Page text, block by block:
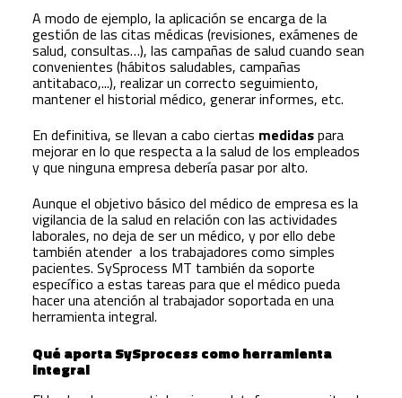
A modo de ejemplo, la aplicación se encarga de la
gestión de las citas médicas (revisiones, exámenes de
salud, consultas…), las campañas de salud cuando sean
convenientes (hábitos saludables, campañas
antitabaco,...), realizar un correcto seguimiento,
mantener el historial médico, generar informes, etc.
En definitiva, se llevan a cabo ciertas medidaspara
mejorar en lo que respecta a la salud de los empleados
y que ninguna empresa debería pasar por alto.
Aunque el objetivo básico del médico de empresa es la
vigilancia de la salud en relación con las actividades
laborales, no deja de ser un médico, y por ello debe
también atender a los trabajadores como simples
pacientes. SySprocess MT también da soporte
específico a estas tareas para que el médico pueda
hacer una atención al trabajador soportada en una
herramienta integral.
Qué aporta SySprocess como herramienta
integral